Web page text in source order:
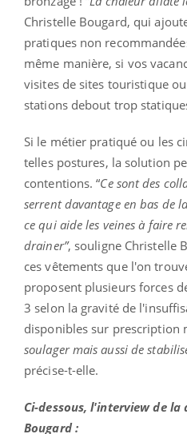
Christelle Bougard, qui
pratiques non
même manière, si vos
visites de sites touristique
stations debout trop
Si le métier pratiqué ou les
telles postures, la solution
contentions. “Ce sont des
serrent davantage en bas de
ce qui aide les veines à faire
drainer”, souligne Christelle
ces vêtements que l'on
proposent plusieurs forces
3 selon la gravité de
disponibles sur prescription
soulager mais aussi de
précise-t-elle.
Ci-dessous, l'interview de la
Bougard :